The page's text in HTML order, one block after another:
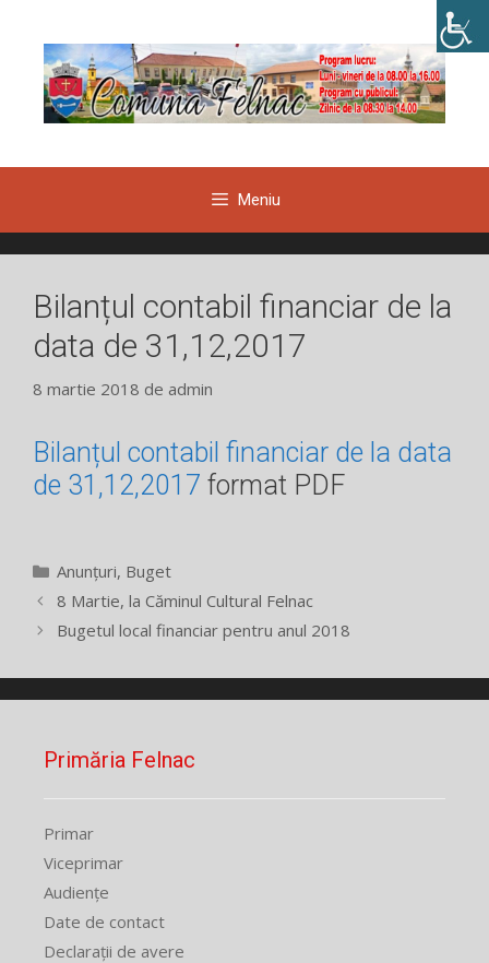
conținut
Meniu
Bilanțul contabil financiar de la
data de 31,12,2017
8 martie 2018 de admin
Bilanțul contabil financiar de la data
de 31,12,2017 format PDF
Categorii
Anunțuri, Buget
8 Martie, la Căminul Cultural Felnac
Bugetul local financiar pentru anul 2018
Primăria Felnac
Primar
Viceprimar
Audiențe
Date de contact
Declarații de avere